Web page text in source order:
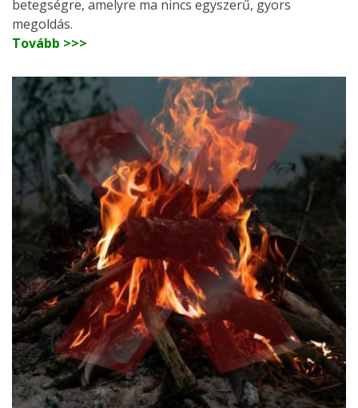
betegségre, amelyre ma nincs egyszerű, gyors
megoldás.
Tovább >>>